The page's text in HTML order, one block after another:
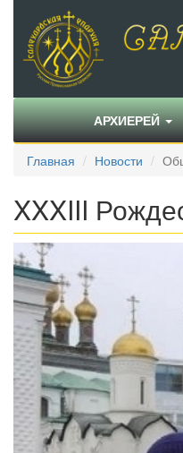
АРХИЕРЕЙ
Главная Новости
XXXIII